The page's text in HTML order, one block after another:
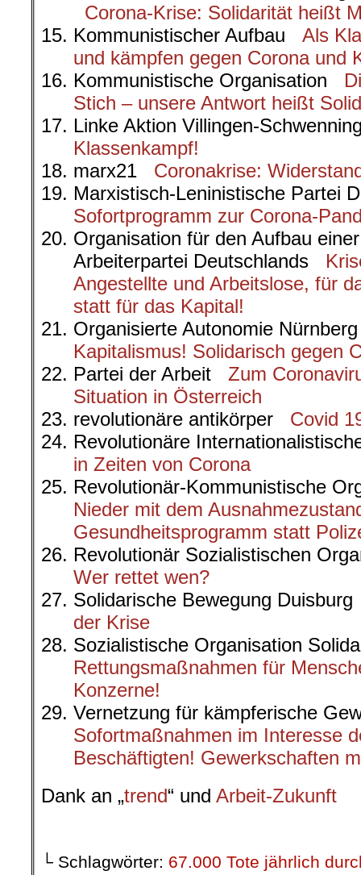
Corona-Krise: Solidarität heißt
Kommunistischer Aufbau Als
und kämpfen gegen Corona und
Kommunistische Organisation
Stich – unsere Antwort heißt
Linke Aktion Villingen-
Klassenkampf!
marx21 Coronakrise:
Marxistisch-Leninistische Partei
Sofortprogramm zur Corona-
Organisation für den Aufbau
Arbeiterpartei Deutschlands
Angestellte und Arbeitslose, für
statt für das Kapital!
Organisierte Autonomie
Kapitalismus! Solidarisch gegen
Partei der Arbeit Zum
Situation in Österreich
revolutionäre antikörper Covid
Revolutionäre
in Zeiten von Corona
Revolutionär-Kommunistische
Nieder mit dem
Gesundheitsprogramm statt
Revolutionär Sozialistischen
Wer rettet wen?
Solidarische Bewegung
der Krise
Sozialistische Organisation
Rettungsmaßnahmen für
Konzerne!
Vernetzung für kämpferische
Sofortmaßnahmen im Interesse
Beschäftigten! Gewerkschaften
Dank an „trend“ und Arbeit-Zukunft
└ Schlagwörter: 67.000 Tote jährlich